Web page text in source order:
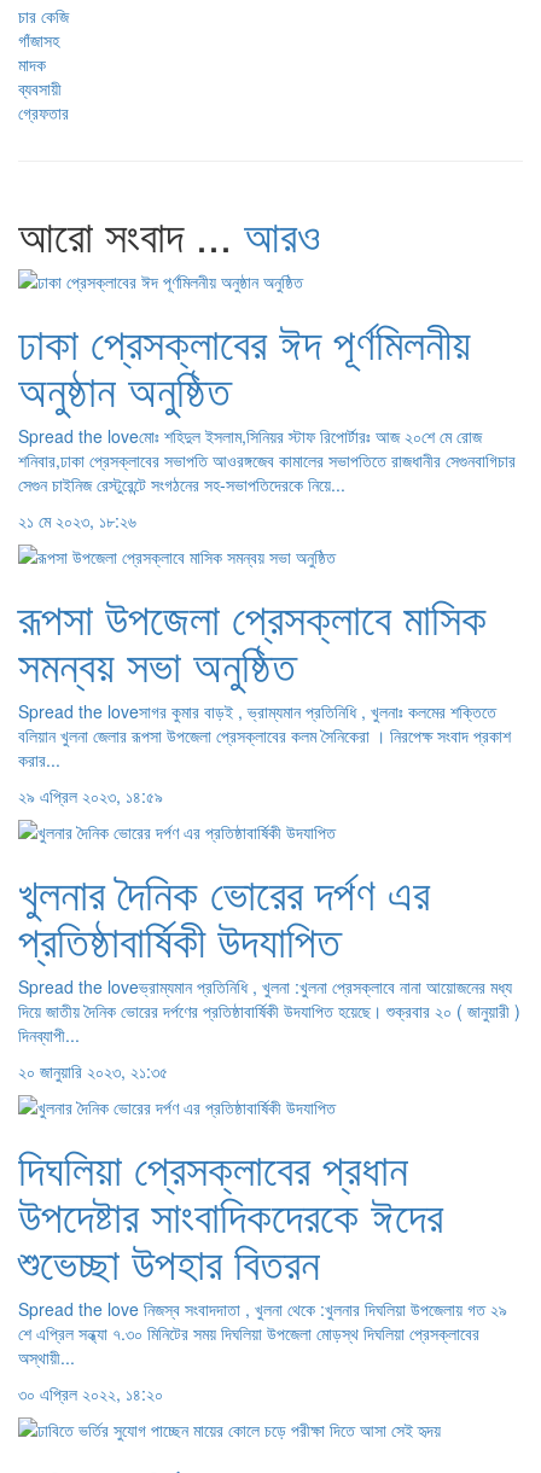
আরো সংবাদ ... আরও
ঢাকা প্রেসক্লাবের ঈদ পূর্ণমিলনীয়
অনুষ্ঠান অনুষ্ঠিত
Spread the loveমোঃ শহিদুল ইসলাম,সিনিয়র স্টাফ রিপোর্টারঃ আজ ২০শে মে রোজ
শনিবার,ঢাকা প্রেসক্লাবের সভাপতি আওরঙ্গজেব কামালের সভাপতিতে রাজধানীর সেগুনবাগিচার
সেগুন চাইনিজ রেস্টুরেন্টে সংগঠনের সহ-সভাপতিদেরকে নিয়ে...
২১ মে ২০২৩, ১৮:২৬
রূপসা উপজেলা প্রেসক্লাবে মাসিক
সমন্বয় সভা অনুষ্ঠিত
Spread the loveসাগর কুমার বাড়ই , ভ্রাম্যমান প্রতিনিধি , খুলনাঃ কলমের শক্তিতে
বলিয়ান খুলনা জেলার রূপসা উপজেলা প্রেসক্লাবের কলম সৈনিকেরা । নিরপেক্ষ সংবাদ প্রকাশ
করার...
২৯ এপ্রিল ২০২৩, ১৪:৫৯
খুলনার দৈনিক ভোরের দর্পণ এর
প্রতিষ্ঠাবার্ষিকী উদযাপিত
Spread the loveভ্রাম্যমান প্রতিনিধি , খুলনা :খুলনা প্রেসক্লাবে নানা আয়োজনের মধ্য
দিয়ে জাতীয় দৈনিক ভোরের দর্পণের প্রতিষ্ঠাবার্ষিকী উদযাপিত হয়েছে। শুক্রবার ২০ ( জানুয়ারী )
দিনব্যাপী...
২০ জানুয়ারি ২০২৩, ২১:৩৫
দিঘলিয়া প্রেসক্লাবের প্রধান
উপদেষ্টার সাংবাদিকদেরকে ঈদের
শুভেচ্ছা উপহার বিতরন
Spread the love নিজস্ব সংবাদদাতা , খুলনা থেকে :খুলনার দিঘলিয়া উপজেলায় গত ২৯
শে এপ্রিল সন্ধ্যা ৭.৩০ মিনিটের সময় দিঘলিয়া উপজেলা মোড়স্থ দিঘলিয়া প্রেসক্লাবের
অস্থায়ী...
৩০ এপ্রিল ২০২২, ১৪:২০